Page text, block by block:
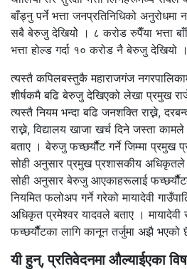
बाँड्नु पर्ने भत्ता जनप्रतिनिधिको
सबै बेरुजु देखियोे । ८ करोड रुपैँया भत्ता
भत्ता होल्ड गर्दा १० करोड नै बेरुजु देखियो ।
त्यस्तै कपिलबस्तुकै महाराजगंज
शीर्षकमै बढि बेरुजु देखिएको लेखा प्रमुख
त्यस्तै नियम भन्दा बढि जनशक्ति राख्ने,
राख्ने, विद्यालय खाजा खर्च दिने जस्ता
बताए । बेरुजु फच्छर्यौैट गर्ने जिम्मा प्रमुख
सोही अनुसार प्रमुख प्रशासकीय अधिकृतले
सोही अनुसार बेरुजु आएकाहरूलाई
नियमित फलोअप गर्ने गरेको मायादेवी
अधिकृत प्रमेश्वर यादवले बताए । मायादेवी
फच्छर्यौैटका लागि कानून तर्जुमा अझै भएको
यी हुन्, प्रतिवेदनमा औल्याईएका